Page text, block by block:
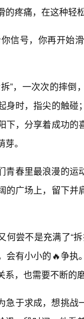
的疼痛，在这种轻
信号，你再开始
”，一次次的摔
身时，指尖的触
下，分享着成功
。
青春里最浪漫的运
的广场上，留下
何尝不是充满了“
会有小小的🔥争
系，也需要不断的
急于求成，想挑